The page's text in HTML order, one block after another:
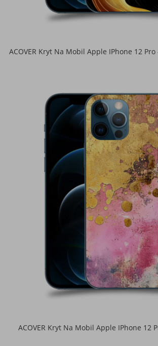
ACOVER Kryt Na Mobil Apple IPhone 12
ACOVER Kryt Na Mobil Apple IPhone 12